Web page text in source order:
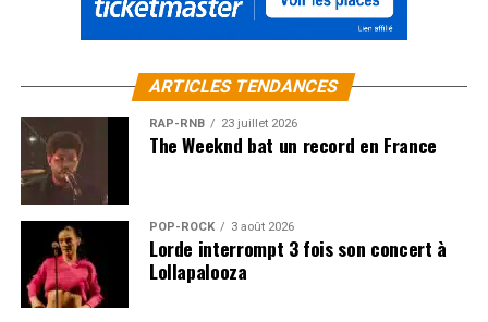
ARTICLES TENDANCES
RAP-RNB 23 juillet 2026
The Weeknd bat un record en France
POP-ROCK 3 août 2026
Lorde interrompt 3 fois son concert à
Lollapalooza